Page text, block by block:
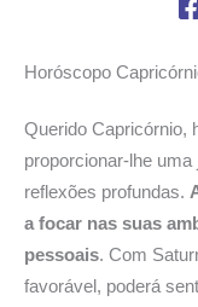
Horóscopo
Querido Capricórnio,
proporcionar-lhe
reflexões profundas.
a focar nas suas
pessoais. Com
favorável, poderá